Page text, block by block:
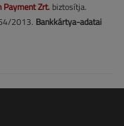
Payment Zrt. biztosítja.
2013. Bankkártya-adatai